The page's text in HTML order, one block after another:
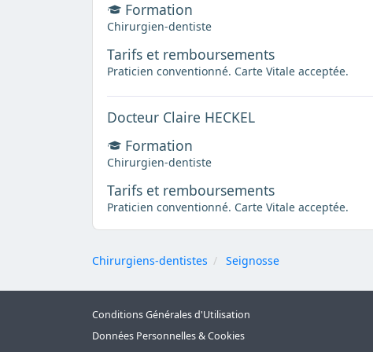
Formation
Chirurgien-dentiste
Tarifs et remboursements
Praticien conventionné. Carte Vitale acceptée.
Docteur Claire HECKEL
Formation
Chirurgien-dentiste
Tarifs et remboursements
Praticien conventionné. Carte Vitale acceptée.
Chirurgiens-dentistes Seignosse
Conditions Générales d'Utilisation
Données Personnelles & Cookies